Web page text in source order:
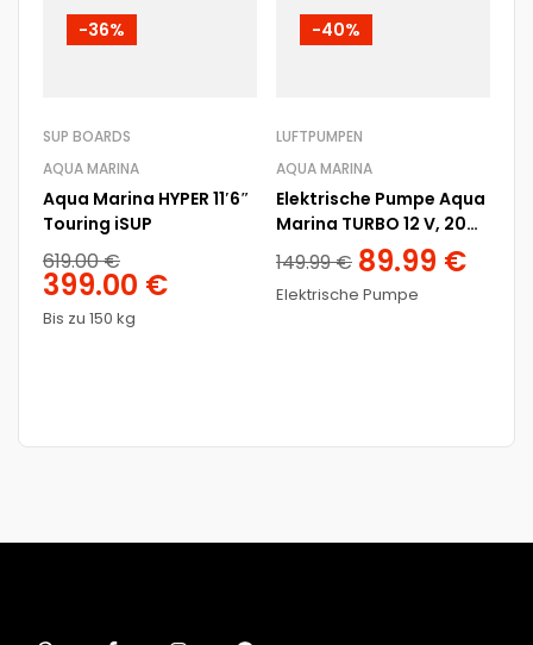
-36%
SUP BOARDS
AQUA MARINA
Aqua Marina HYPER 11′6″
Touring iSUP
619.00€
399.00 €
Bis zu 150 kg
-40%
LUFTPUMPEN
AQUA MARINA
Elektrische Pumpe Aqua
Marina TURBO 12 V, 20
psi
149.99€ 89.99 €
Elektrische Pumpe